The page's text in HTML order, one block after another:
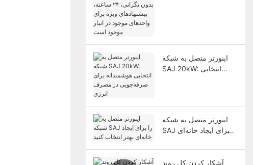
اینورتر متصل به شبکه
SAJ 20kW: انتخابی
اینورتر متصل به شبکه
SAJ را برای ایجاد خانه‌ای
آشکار کردن کل روند